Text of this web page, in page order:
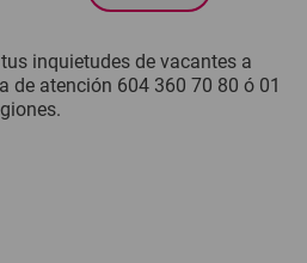
inquietudes de vacantes a
de atención 604 360 70 80 ó 01